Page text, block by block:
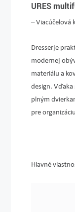
URES
– Viacúčelová
Dresserje
modernej
materiálu a
design.
plným
pre
Hlavné